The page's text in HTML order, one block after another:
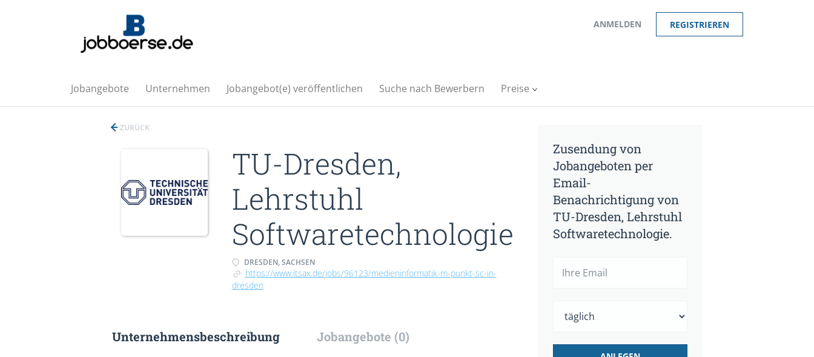
ANMELDEN REGISTRIEREN
Jobangebote Unternehmen Jobangebot(e) veröffentlichen Suche nach Bewerbern Preise
ZURÜCK
TU-Dresden,
Lehrstuhl
Softwaretechnologie
DRESDEN, SACHSEN
https://www.itsax.de/jobs/96123/medieninformatik-m-punkt-sc-in-
dresden
Unternehmensbeschreibung Jobangebote (0)
Zusendung von
Jobangeboten per
Email-
Benachrichtigung von
TU-Dresden, Lehrstuhl
Softwaretechnologie.